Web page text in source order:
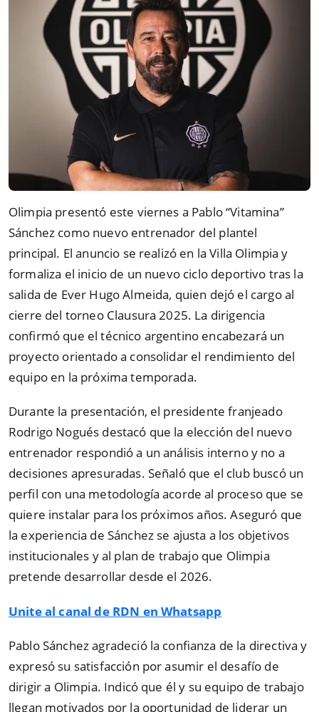
Olimpia presentó este viernes a Pablo “Vitamina”
Sánchez como nuevo entrenador del plantel
principal. El anuncio se realizó en la Villa Olimpia y
formaliza el inicio de un nuevo ciclo deportivo tras la
salida de Ever Hugo Almeida, quien dejó el cargo al
cierre del torneo Clausura 2025. La dirigencia
confirmó que el técnico argentino encabezará un
proyecto orientado a consolidar el rendimiento del
equipo en la próxima temporada.
Durante la presentación, el presidente franjeado
Rodrigo Nogués destacó que la elección del nuevo
entrenador respondió a un análisis interno y no a
decisiones apresuradas. Señaló que el club buscó un
perfil con una metodología acorde al proceso que se
quiere instalar para los próximos años. Aseguró que
la experiencia de Sánchez se ajusta a los objetivos
institucionales y al plan de trabajo que Olimpia
pretende desarrollar desde el 2026.
Unite al canal de RDN en Whatsapp
Pablo Sánchez agradeció la confianza de la directiva y
expresó su satisfacción por asumir el desafío de
dirigir a Olimpia. Indicó que él y su equipo de trabajo
llegan motivados por la oportunidad de liderar un